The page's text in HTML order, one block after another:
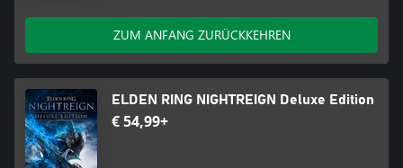
ZUM ANFANG ZURÜCKKEHREN
ELDEN RING NIGHTREIGN Deluxe Edition
€ 54,99+